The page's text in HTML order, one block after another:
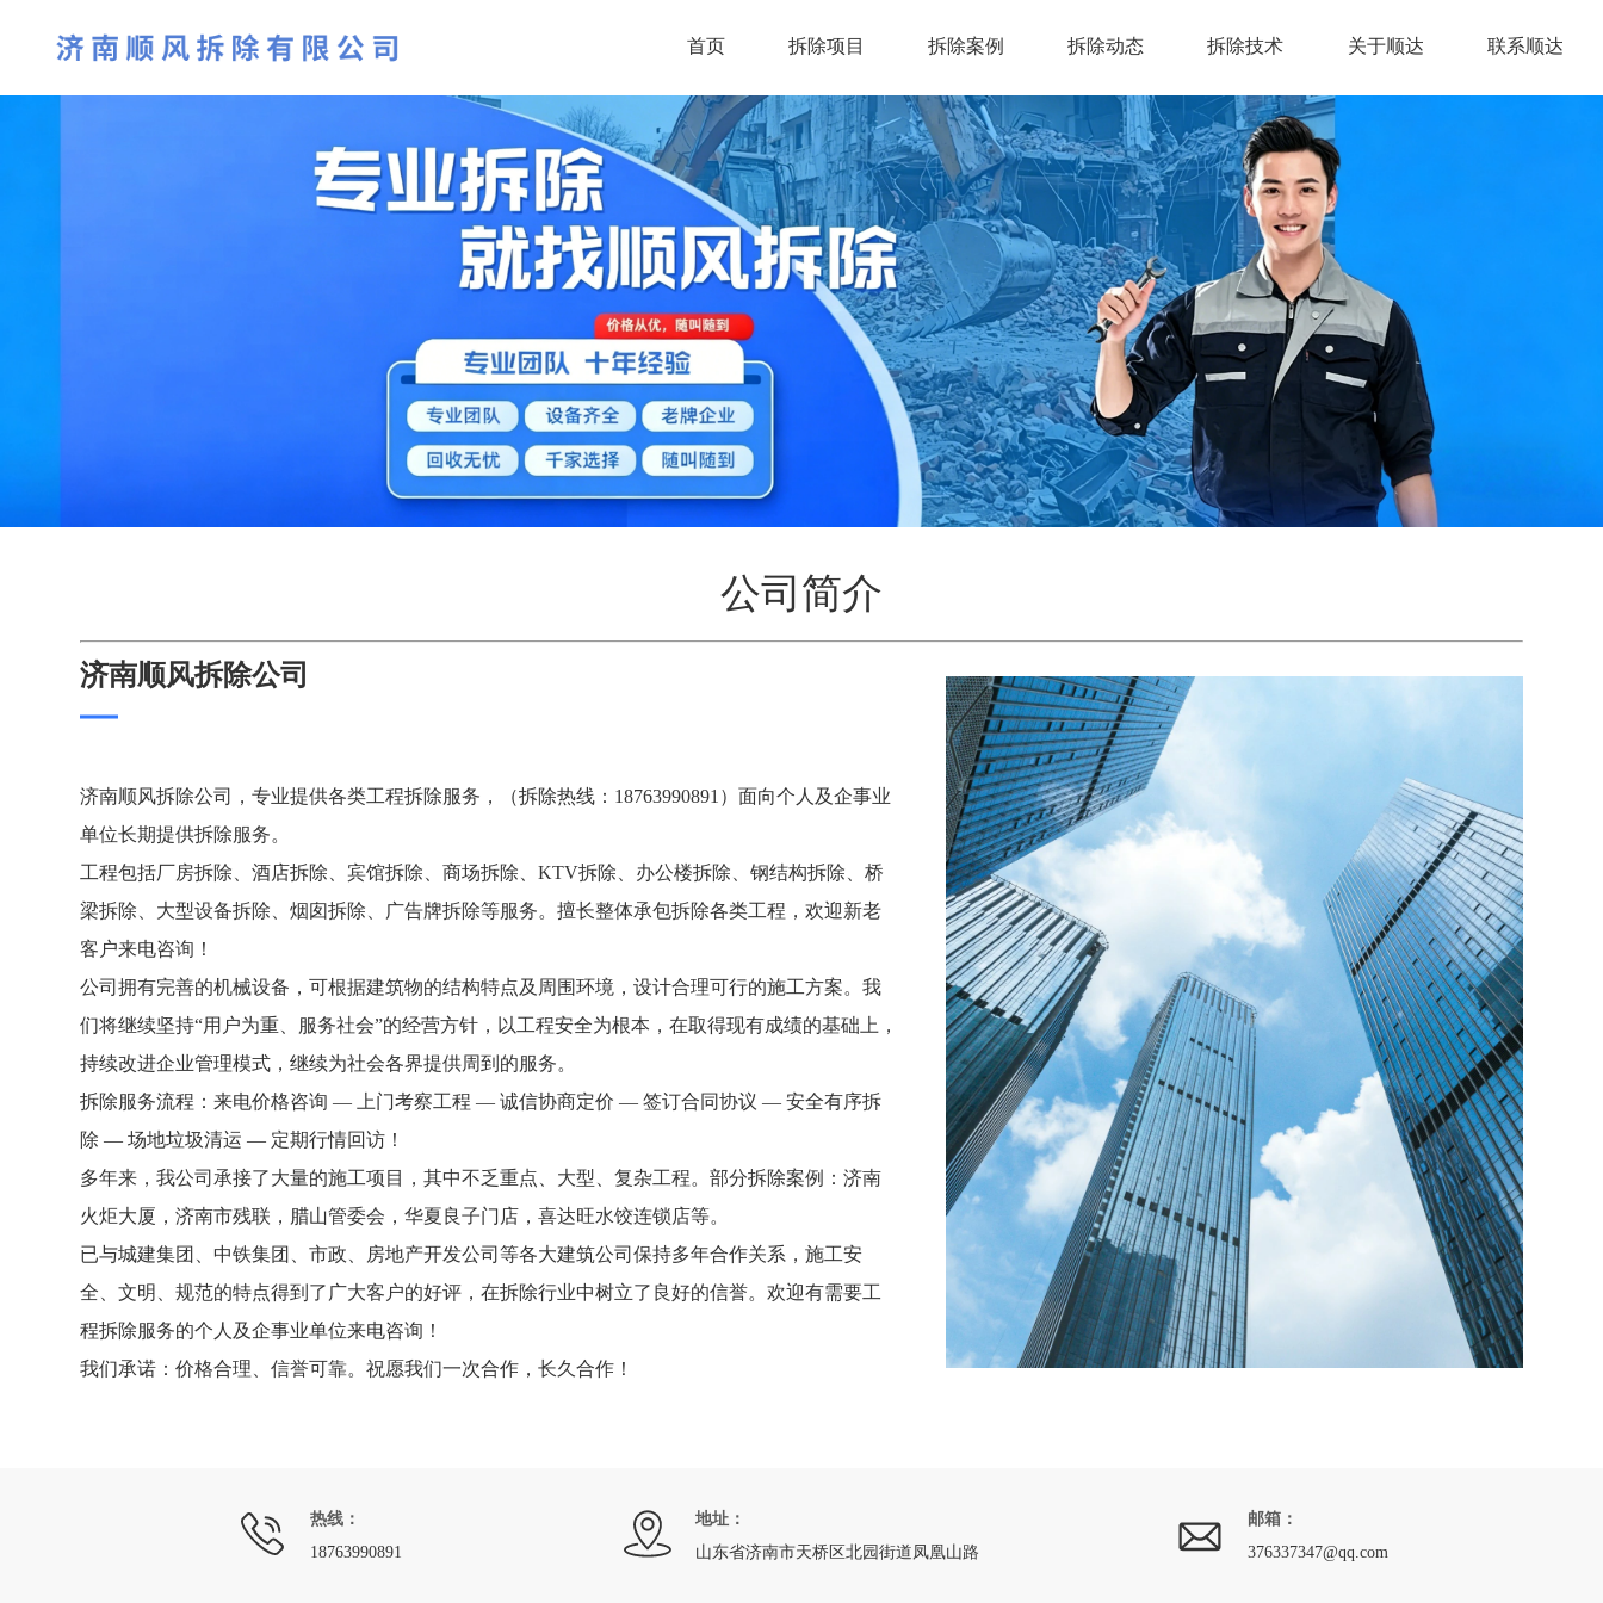
首页 拆除项目 拆除案例 拆除动态 拆除技术 关于顺达 联系顺达
公司简介
济南顺风拆除公司
济南顺风拆除公司，专业提供各类工程拆除服务，（拆除热线：18763990891）面向个人及企事业
单位长期提供拆除服务。
工程包括厂房拆除、酒店拆除、宾馆拆除、商场拆除、KTV拆除、办公楼拆除、钢结构拆除、桥
梁拆除、大型设备拆除、烟囱拆除、广告牌拆除等服务。擅长整体承包拆除各类工程，欢迎新老
客户来电咨询！
公司拥有完善的机械设备，可根据建筑物的结构特点及周围环境，设计合理可行的施工方案。我
们将继续坚持“用户为重、服务社会”的经营方针，以工程安全为根本，在取得现有成绩的基础上，
持续改进企业管理模式，继续为社会各界提供周到的服务。
拆除服务流程：来电价格咨询 — 上门考察工程 — 诚信协商定价 — 签订合同协议 — 安全有序拆
除 — 场地垃圾清运 — 定期行情回访！
多年来，我公司承接了大量的施工项目，其中不乏重点、大型、复杂工程。部分拆除案例：济南
火炬大厦，济南市残联，腊山管委会，华夏良子门店，喜达旺水饺连锁店等。
已与城建集团、中铁集团、市政、房地产开发公司等各大建筑公司保持多年合作关系，施工安
全、文明、规范的特点得到了广大客户的好评，在拆除行业中树立了良好的信誉。欢迎有需要工
程拆除服务的个人及企事业单位来电咨询！
我们承诺：价格合理、信誉可靠。祝愿我们一次合作，长久合作！
热线：
18763990891
地址：
山东省济南市天桥区北园街道凤凰山路
邮箱：
376337347@qq.com